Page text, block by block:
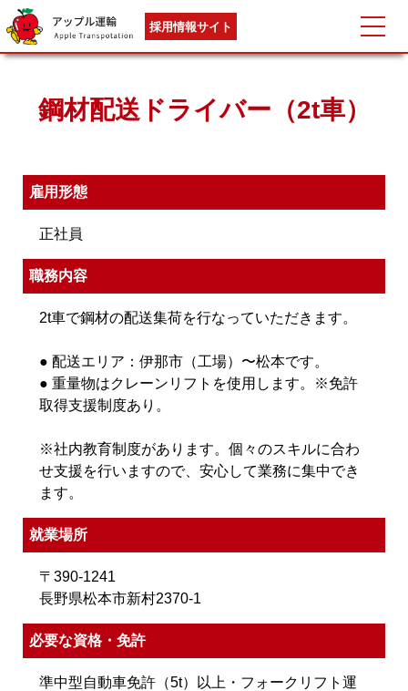
採用情報サイト
鋼材配送ドライバー（2t車）
雇用形態
正社員
職務内容
2t車で鋼材の配送集荷を行なっていただきます。
● 配送エリア：伊那市（工場）〜松本です。
● 重量物はクレーンリフトを使用します。※免許
取得支援制度あり。
※社内教育制度があります。個々のスキルに合わ
せ支援を行いますので、安心して業務に集中でき
ます。
就業場所
〒390-1241
長野県松本市新村2370-1
必要な資格・免許
準中型自動車免許（5t）以上・フォークリフト運